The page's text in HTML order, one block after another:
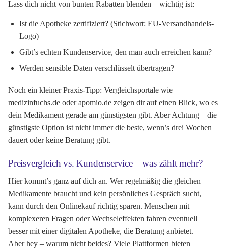
Lass dich nicht von bunten Rabatten blenden – wichtig ist:
Ist die Apotheke zertifiziert? (Stichwort: EU-Versandhandels-
Logo)
Gibt’s echten Kundenservice, den man auch erreichen kann?
Werden sensible Daten verschlüsselt übertragen?
Noch ein kleiner Praxis-Tipp: Vergleichsportale wie
medizinfuchs.de oder apomio.de zeigen dir auf einen Blick, wo es
dein Medikament gerade am günstigsten gibt. Aber Achtung – die
günstigste Option ist nicht immer die beste, wenn’s drei Wochen
dauert oder keine Beratung gibt.
Preisvergleich vs. Kundenservice – was zählt mehr?
Hier kommt’s ganz auf dich an. Wer regelmäßig die gleichen
Medikamente braucht und kein persönliches Gespräch sucht,
kann durch den Onlinekauf richtig sparen. Menschen mit
komplexeren Fragen oder Wechseleffekten fahren eventuell
besser mit einer digitalen Apotheke, die Beratung anbietet.
Aber hey – warum nicht beides? Viele Plattformen bieten